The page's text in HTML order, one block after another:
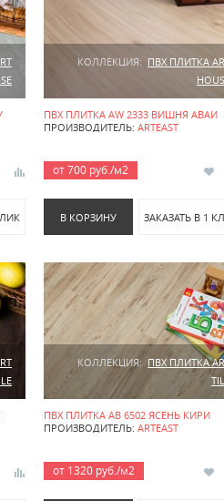
КОЛЛЕКЦИЯ: ПВХ ПЛИТКА
ПВХ ПЛИТКА AW 2333 ВИШНЯ АВАИ
ПРОИЗВОДИТЕЛЬ: ARTEAST
от 700 руб./м2
В КОРЗИНУ ЗАКАЗАТЬ В 1
КОЛЛЕКЦИЯ: ПВХ ПЛИТКА
ПВХ ПЛИТКА AB 6502 ЯСЕНЬ КИРИ
ПРОИЗВОДИТЕЛЬ: ARTEAST
от 1320 руб./м2